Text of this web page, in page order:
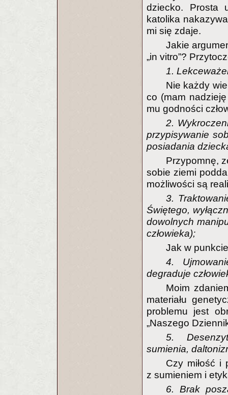
dziecko. Prosta
katolika
mi się zdaje.
Jakie
„in vitro”?
1.
Nie każdy
co (mam
mu godności
2.
przypisywanie
posiadania
Przypomnę,
sobie ziemi
możliwości są
3.
Świętego,
dowolnych
człowieka);
Jak w
4.
degraduje
Moim
materiału
problemu jest
„Naszego
5.
sumienia,
Czy miłość i
z sumieniem i
6. Brak